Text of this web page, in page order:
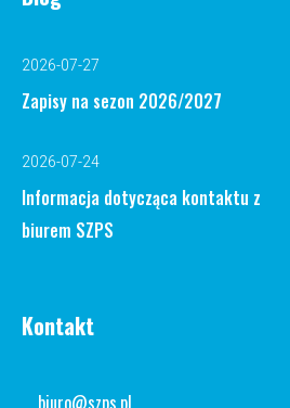
2026-07-27
Zapisy na sezon 2026/2027
2026-07-24
Informacja dotycząca kontaktu z
biurem SZPS
Kontakt